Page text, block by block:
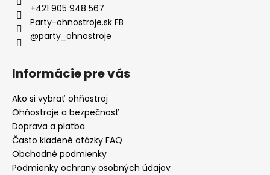
+421 905 948 567
Party-ohnostroje.sk FB
@party_ohnostroje
Informácie pre vás
Ako si vybrať ohňostroj
Ohňostroje a bezpečnosť
Doprava a platba
Často kladené otázky FAQ
Obchodné podmienky
Podmienky ochrany osobných údajov